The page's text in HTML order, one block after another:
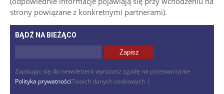
strony powiązane z konkretnymi partnerami).
BĄDŹ NA BIEŻĄCO
Zapisując się do newslettera wyrażasz zgodę na przetwarzanie
Twoich danych osobowych |
Polityka prywatności